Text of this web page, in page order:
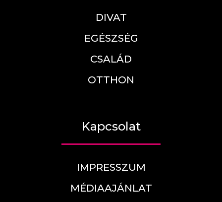
DIVAT
EGÉSZSÉG
CSALÁD
OTTHON
Kapcsolat
IMPRESSZUM
MÉDIAAJÁNLAT